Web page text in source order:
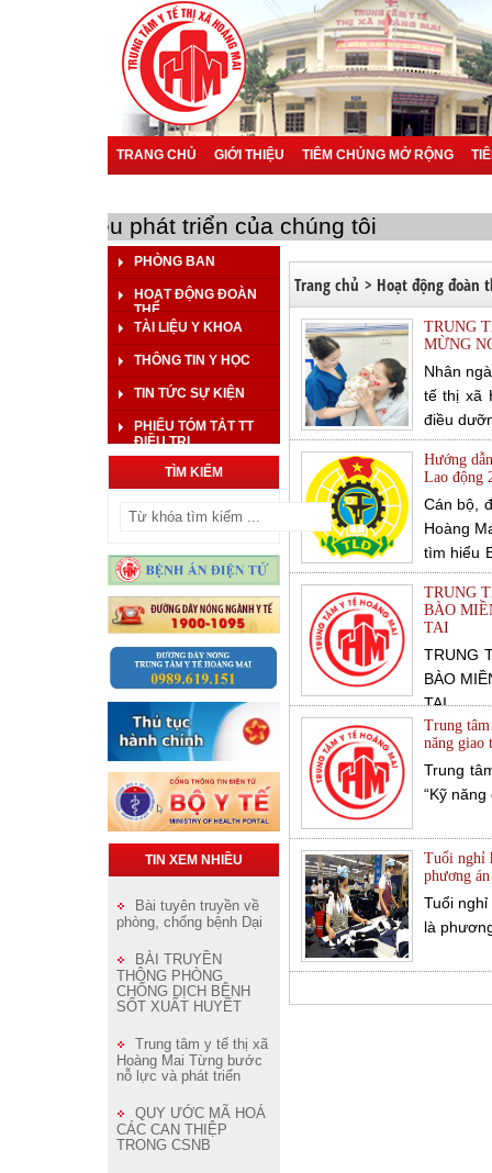
TRANG CHỦ GIỚI THIỆU TIÊM CHỦNG MỞ RỘNG
là mục tiêu phát triển của chúng tôi
PHÒNG BAN
HOẠT ĐỘNG ĐOÀN
THỂ
TÀI LIỆU Y KHOA
THÔNG TIN Y HỌC
TIN TỨC SỰ KIỆN
PHIẾU TÓM TẮT TT
ĐIỀU TRỊ
TÌM KIẾM
TIN XEM NHIỀU
Bài tuyên truyền về
phòng, chống bệnh Dại
BÀI TRUYỀN
THÔNG PHÒNG
CHỐNG DỊCH BỆNH
SỐT XUẤT HUYẾT
Trung tâm y tế thị xã
Hoàng Mai Từng bước
nỗ lực và phát triển
QUY ƯỚC MÃ HOÁ
CÁC CAN THIỆP
TRONG CSNB
Trang chủ > Hoạt động đoàn
TRUNG
MỪNG
Nhân
tế thị xã
điều
ân sâu
Hướng
Lao động
Cán bộ,
Hoàng
tìm hiểu
đoàn
TRUNG
BÀO
TAI
TRUNG
BÀO
TAI
Trung
năng giao
Trung
“Kỹ
Tuổi nghỉ
phương
Tuổi
là